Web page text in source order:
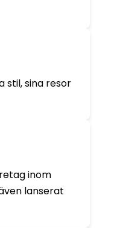
stil, sina resor
inom
lanserat